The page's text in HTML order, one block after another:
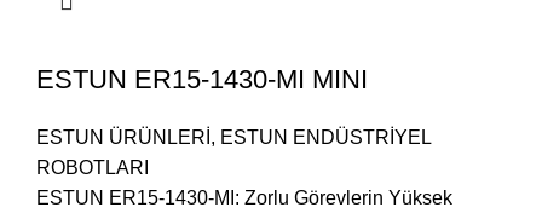
ESTUN ER15-1430-MI MINI
ESTUN ÜRÜNLERİ , ESTUN ENDÜSTRİYEL
ROBOTLARI
ESTUN ER15-1430-MI: Zorlu Görevlerin Yüksek